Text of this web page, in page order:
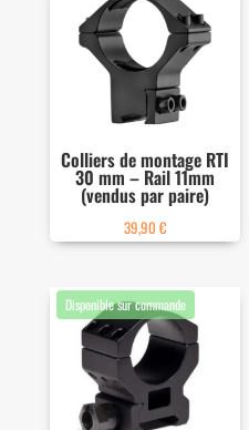
Colliers de montage RTI
30 mm – Rail 11mm
(vendus par paire)
39,90 €